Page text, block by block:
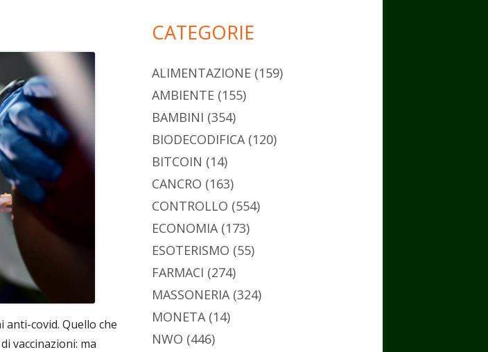
anti-covid. Quello che
vaccinazioni: ma
CATEGORIE
ALIMENTAZIONE (159)
AMBIENTE (155)
BAMBINI (354)
BIODECODIFICA(120)
BITCOIN (14)
CANCRO (163)
CONTROLLO (554)
ECONOMIA(173)
ESOTERISMO (55)
FARMACI (274)
MASSONERIA(324)
MONETA(14)
NWO (446)